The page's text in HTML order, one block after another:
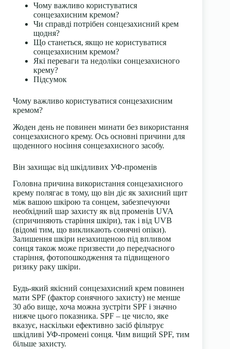
Чому важливо користуватися
сонцезахисним кремом?
Чи справді потрібен сонцезахисний крем
щодня?
Що станеться, якщо не користуватися
сонцезахисним кремом?
Які переваги та недоліки сонцезахисного
крему?
Підсумок
Чому важливо користуватися сонцезахисним
кремом?
Жоден день не повинен минати без використання
сонцезахисного крему. Ось основні причини для
щоденного носіння сонцезахисного засобу.
Він захищає від шкідливих УФ-променів
Головна причина використання сонцезахисного
крему полягає в тому, що він діє як захисний щит
між вашою шкірою та сонцем, забезпечуючи
необхідний шар захисту як від променів UVA
(спричиняють старіння шкіри), так і від UVB
(відомі тим, що викликають сонячні опіки).
Залишення шкіри незахищеною під впливом
сонця також може призвести до передчасного
старіння, фотопошкодження та підвищеного
ризику раку шкіри.
Будь-який якісний сонцезахисний крем повинен
мати SPF (фактор сонячного захисту) не менше
30 або вище, хоча можна зустріти SPF і значно
нижче цього показника. SPF – це число, яке
вказує, наскільки ефективно засіб фільтрує
шкідливі УФ-промені сонця. Чим вищий SPF, тим
більше захисту.